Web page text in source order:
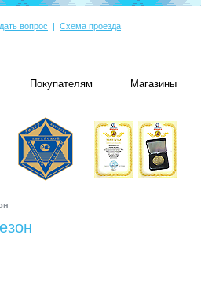
вопрос | Схема проезда
Покупателям Магазины